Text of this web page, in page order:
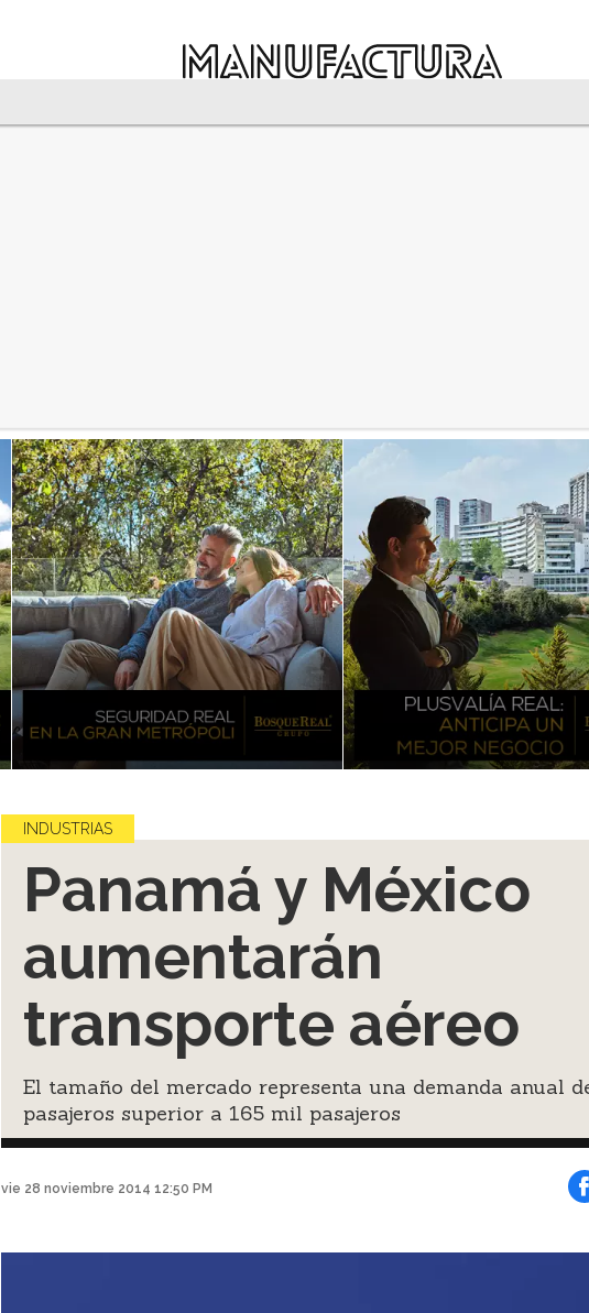
INDUSTRIAS
Panamá y México
aumentarán
transporte aéreo
El tamaño del mercado representa una demanda anual
pasajeros superior a 165 mil pasajeros
vie 28 noviembre 2014 12:50 PM